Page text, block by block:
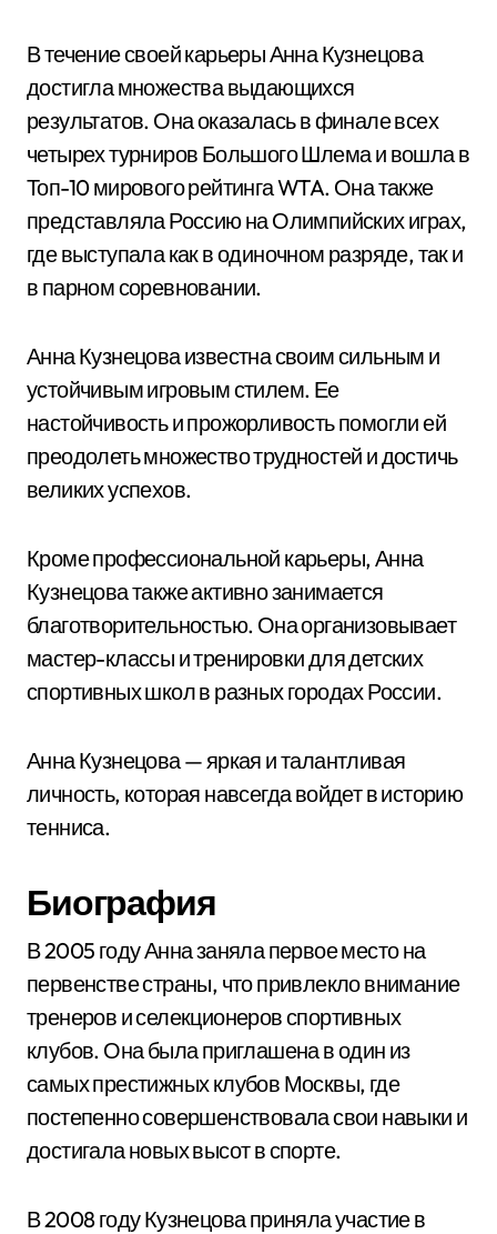
В течение своей карьеры Анна Кузнецова
достигла множества выдающихся
результатов. Она оказалась в финале всех
четырех турниров Большого Шлема и вошла в
Топ-10 мирового рейтинга WTA. Она также
представляла Россию на Олимпийских играх,
где выступала как в одиночном разряде, так и
в парном соревновании.
Анна Кузнецова известна своим сильным и
устойчивым игровым стилем. Ее
настойчивость и прожорливость помогли ей
преодолеть множество трудностей и достичь
великих успехов.
Кроме профессиональной карьеры, Анна
Кузнецова также активно занимается
благотворительностью. Она организовывает
мастер-классы и тренировки для детских
спортивных школ в разных городах России.
Анна Кузнецова — яркая и талантливая
личность, которая навсегда войдет в историю
тенниса.
Биография
В 2005 году Анна заняла первое место на
первенстве страны, что привлекло внимание
тренеров и селекционеров спортивных
клубов. Она была приглашена в один из
самых престижных клубов Москвы, где
постепенно совершенствовала свои навыки и
достигала новых высот в спорте.
В 2008 году Кузнецова приняла участие в